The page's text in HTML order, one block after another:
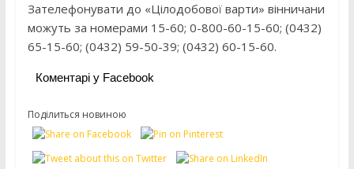
Зателефонувати до «Цілодобової варти» вінничани
можуть за номерами 15-60; 0-800-60-15-60; (0432)
65-15-60; (0432) 59-50-39; (0432) 60-15-60.
Коментарі у Facebook
Поділиться новиною